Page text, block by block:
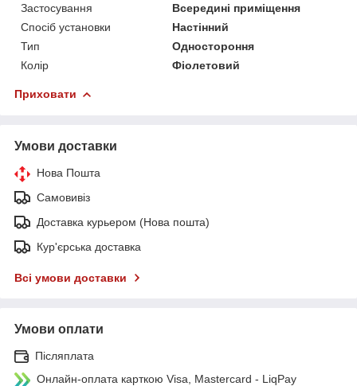
Застосування
Всередині приміщення
Спосіб установки
Настінний
Тип
Одностороння
Колір
Фіолетовий
Приховати
Умови доставки
Нова Пошта
Самовивіз
Доставка курьером (Нова пошта)
Кур'єрська доставка
Всі умови доставки
Умови оплати
Післяплата
Онлайн-оплата карткою Visa, Mastercard - LiqPay